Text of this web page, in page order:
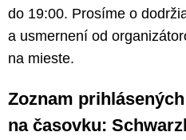
do 19:00. Prosíme o
a usmernení od
na mieste.
Zoznam
na časovku: